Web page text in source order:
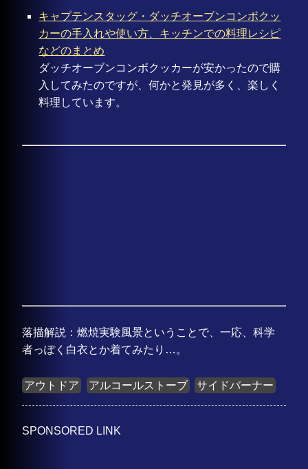
キャプテンスタッグ・ダッチオーブンコンボクッ
カーの手入れや使い方、キッチンでの料理レシピ
などのまとめ
ダッチオーブンコンボクッカーが安かったので購
入してみたのですが、何かと発見が多く、楽しく
料理しています。
落描解説：燃焼実験風景ということで、一応、科学
者っぽく白衣とか着てみたり…。
アウトドア アルコールストーブ サイドバーナー
SPONSORED LINK